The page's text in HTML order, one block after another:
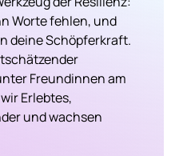
Worte fehlen, und
deine Schöpferkraft.
Freundinnen am
Erlebtes,
und wachsen